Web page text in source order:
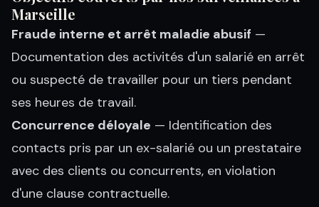
Marseille
Fraude interne et arrêt maladie abusif —
Documentation des activités d'un salarié en arrêt
ou suspecté de travailler pour un tiers pendant
ses heures de travail.
Concurrence déloyale — Identification des
contacts pris par un ex-salarié ou un prestataire
avec des clients ou concurrents, en violation
d'une clause contractuelle.